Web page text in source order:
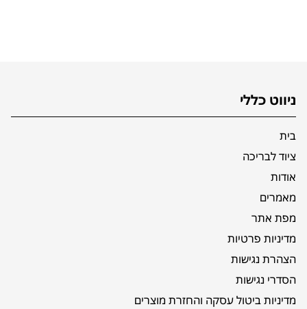
ניווט כללי
בית
ציוד לבריכה
אודות
מאמרים
מפת אתר
מדיניות פרטיות
הצהרת נגישות
הסדרי נגישות
מדיניות ביטול עסקה והחזרת מוצרים